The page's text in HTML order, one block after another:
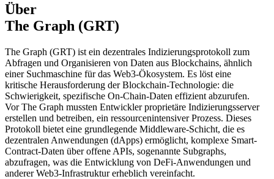
Über
The Graph (GRT)
The Graph (GRT) ist ein dezentrales Indizierungsprotokoll zum
Abfragen und Organisieren von Daten aus Blockchains, ähnlich
einer Suchmaschine für das Web3-Ökosystem. Es löst eine
kritische Herausforderung der Blockchain-Technologie: die
Schwierigkeit, spezifische On-Chain-Daten effizient abzurufen.
Vor The Graph mussten Entwickler proprietäre Indizierungsserver
erstellen und betreiben, ein ressourcenintensiver Prozess. Dieses
Protokoll bietet eine grundlegende Middleware-Schicht, die es
dezentralen Anwendungen (dApps) ermöglicht, komplexe Smart-
Contract-Daten über offene APIs, sogenannte Subgraphs,
abzufragen, was die Entwicklung von DeFi-Anwendungen und
anderer Web3-Infrastruktur erheblich vereinfacht.